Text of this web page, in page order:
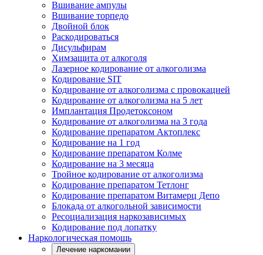
Вшивание ампулы
Вшивание торпедо
Двойной блок
Раскодироваться
Дисульфирам
Химзащита от алкоголя
Лазерное кодирование от алкоголизма
Кодирование SIT
Кодирование от алкоголизма с провокацией
Кодирование от алкоголизма на 5 лет
Имплантация Продетоксоном
Кодирование от алкоголизма на 3 года
Кодирование препаратом Актоплекс
Кодирование на 1 год
Кодирование препаратом Колме
Кодирование на 3 месяца
Тройное кодирование от алкоголизма
Кодирование препаратом Тетлонг
Кодирование препаратом Витамерц Депо
Блокада от алкогольной зависимости
Ресоциализация наркозависимых
Кодирование под лопатку
Наркологическая помощь
Лечение наркомании